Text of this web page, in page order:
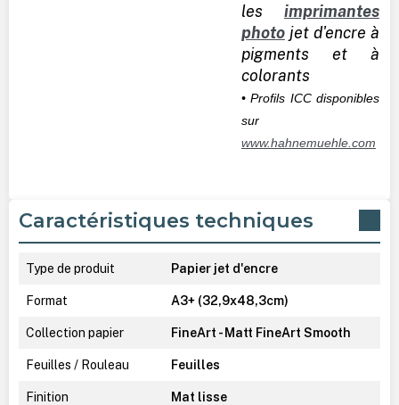
les imprimantes
photojet d'encre à
pigments et à
colorants
• Profils ICC disponibles
sur
www.hahnemuehle.com
Caractéristiques techniques
Type de produit Papier jet d'encre
Format A3+ (32,9x48,3cm)
Collection papier FineArt - Matt FineArt Smooth
Feuilles / Rouleau Feuilles
Finition Mat lisse